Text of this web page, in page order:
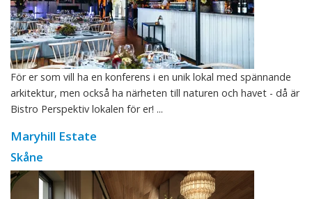
För er som vill ha en konferens i en unik lokal med spännande
arkitektur, men också ha närheten till naturen och havet - då är
Bistro Perspektiv lokalen för er! ...
Maryhill Estate
Skåne